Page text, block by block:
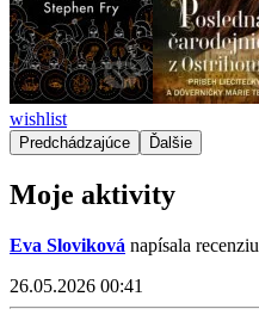
wishlist
Predchádzajúce Ďalšie
Moje aktivity
Eva Sloviková napísala recenziu
26.05.2026 00:41